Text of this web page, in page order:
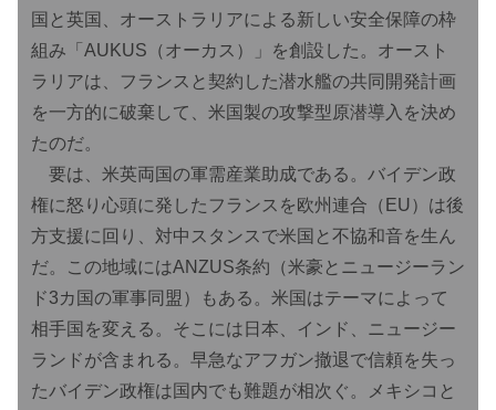
国と英国、オーストラリアによる新しい安全保障の枠
組み「AUKUS（オーカス）」を創設した。オースト
ラリアは、フランスと契約した潜水艦の共同開発計画
を一方的に破棄して、米国製の攻撃型原潜導入を決め
たのだ。
要は、米英両国の軍需産業助成である。バイデン政
権に怒り心頭に発したフランスを欧州連合（EU）は後
方支援に回り、対中スタンスで米国と不協和音を生ん
だ。この地域にはANZUS条約（米豪とニュージーラン
ド3カ国の軍事同盟）もある。米国はテーマによって
相手国を変える。そこには日本、インド、ニュージー
ランドが含まれる。早急なアフガン撤退で信頼を失っ
たバイデン政権は国内でも難題が相次ぐ。メキシコと